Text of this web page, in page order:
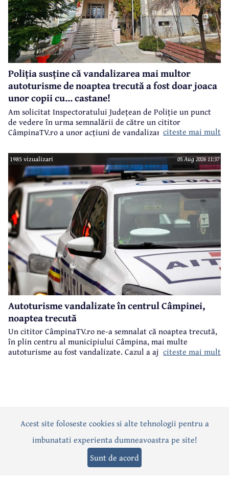
Poliția susține că vandalizarea mai multor
autoturisme de noaptea trecută a fost doar joaca
unor copii cu... castane!
Am solicitat Inspectoratului Județean de Poliție un punct
de vedere în urma semnalării de către un cititor
CâmpinaTV.ro a unor acțiuni de vandalizare a unor
Câmpina.
citeste mai mult
1985 vizualizari 05 Aug 2026 11:37
Autoturisme vandalizate în centrul Câmpinei,
noaptea trecută
Un cititor CâmpinaTV.ro ne-a semnalat că noaptea trecută,
în plin centru al municipiului Câmpina, mai multe
autoturisme au fost vandalizate. Cazul a ajuns pe masa
citeste mai mult
ActualitatePoliticăSocialEvenimentInterviuri
Editorial Sport Anunțuri
Acest site foloseste cookies si alte tehnologii pentru a
imbunatati experienta dumneavoastra pe site!
Sunt de acord